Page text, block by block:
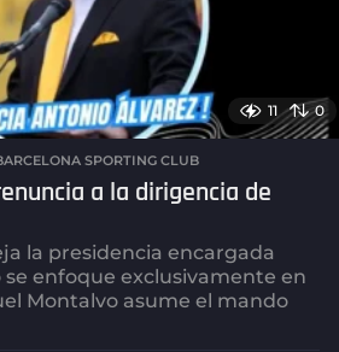
11 0
SPORTING CLUB
a la dirigencia de
la presidencia encargada
enfoque exclusivamente en
Montalvo asume el mando